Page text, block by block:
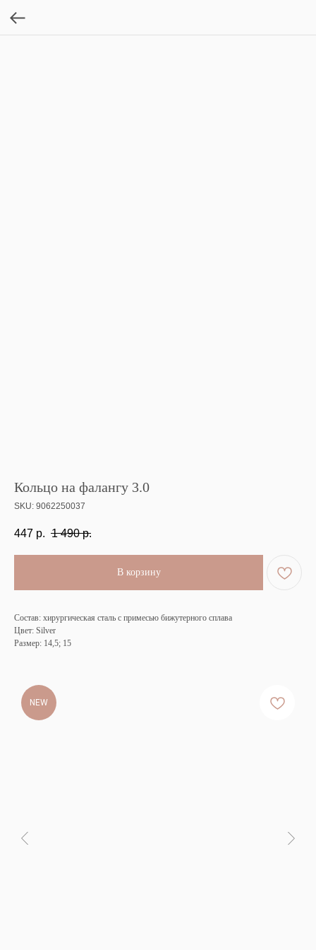
Кольцо на фалангу 3.0
SKU: 9062250037
447 р. 1 490 р.
В корзину
Состав: хирургическая сталь с примесью бижутерного сплава
Цвет: Silver
Размер: 14,5; 15
NEW